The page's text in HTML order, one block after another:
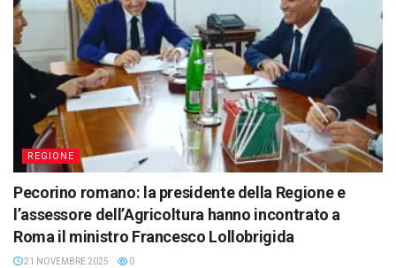
REGIONE
Pecorino romano: la presidente della Regione e
l’assessore dell’Agricoltura hanno incontrato a
Roma il ministro Francesco Lollobrigida
21 NOVEMBRE 2025 0